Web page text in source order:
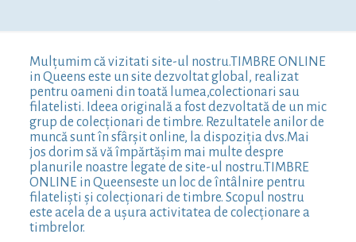
Mulțumim că vizitati site-ul nostru.TIMBRE ONLINE
in Queens este un site dezvoltat global, realizat
pentru oameni din toată lumea,colectionari sau
filatelisti. Ideea originală a fost dezvoltată de un mic
grup de colecționari de timbre. Rezultatele anilor de
muncă sunt în sfârșit online, la dispoziția dvs.Mai
jos dorim să vă împărtășim mai multe despre
planurile noastre legate de site-ul nostru.TIMBRE
ONLINE in Queenseste un loc de întâlnire pentru
filateliști și colecționari de timbre. Scopul nostru
este acela de a ușura activitatea de colecționare a
timbrelor.